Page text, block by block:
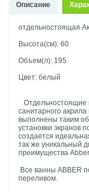
Описание
отдельностоящая
Высота(см): 60
Объем(л): 195
Цвет: белый
Отдельностоящие
санитарного
выполнены таким
установки экранов
создается
так же уникальный
преимущества
Все ванны ABBER
переливом.